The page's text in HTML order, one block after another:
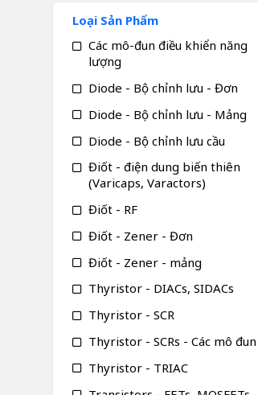
Loại Sản Phẩm
Các mô-đun điều khiển năng
lượng
Diode - Bộ chỉnh lưu - Đơn
Diode - Bộ chỉnh lưu - Mảng
Diode - Bộ chỉnh lưu cầu
Điốt - điện dung biến thiên
(Varicaps, Varactors)
Điốt - RF
Điốt - Zener - Đơn
Điốt - Zener - mảng
Thyristor - DIACs, SIDACs
Thyristor - SCR
Thyristor - SCRs - Các mô đun
Thyristor - TRIAC